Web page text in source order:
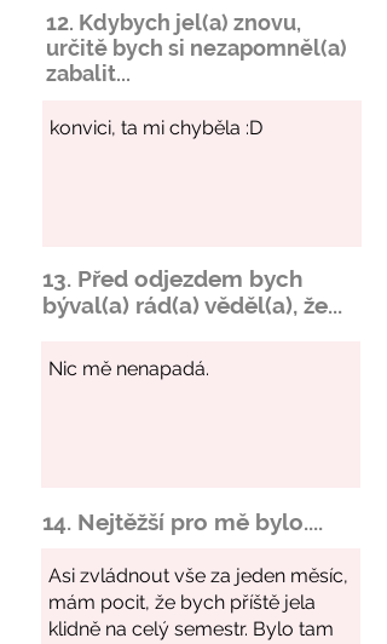
12. Kdybych jel(a) znovu,
určitě bych si nezapomněl(a)
zabalit...
13. Před odjezdem bych
býval(a) rád(a) věděl(a), že...
14. Nejtěžší pro mě bylo....